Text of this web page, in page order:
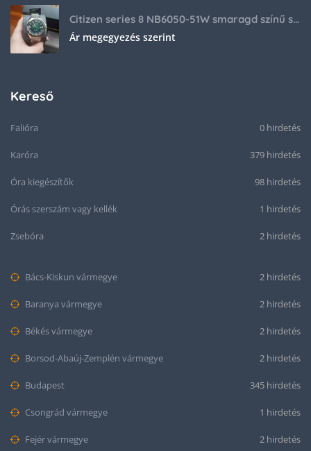
Citizen series 8 NB6050-51W smaragd színű számlappal
Ár megegyezés szerint
Kereső
Falióra 0 hirdetés
Karóra 379 hirdetés
Óra kiegészítők 98 hirdetés
Órás szerszám vagy kellék 1 hirdetés
Zsebóra 2 hirdetés
Bács-Kiskun vármegye 2 hirdetés
Baranya vármegye 2 hirdetés
Békés vármegye 2 hirdetés
Borsod-Abaúj-Zemplén vármegye 2 hirdetés
Budapest 345 hirdetés
Csongrád vármegye 1 hirdetés
Fejér vármegye 2 hirdetés